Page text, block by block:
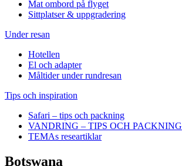
Mat ombord på flyget
Sittplatser & uppgradering
Under resan
Hotellen
El och adapter
Måltider under rundresan
Tips och inspiration
Safari – tips och packning
VANDRING – TIPS OCH PACKNING
TEMAs researtiklar
Botswana